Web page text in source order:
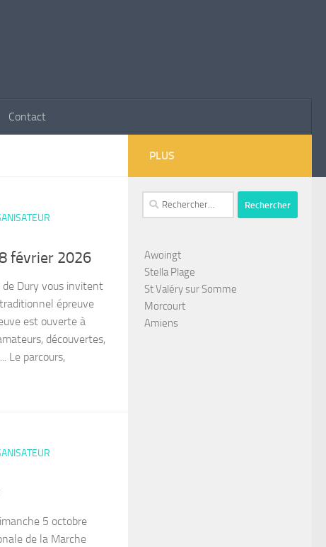
Contact
février 2026
de Dury vous invitent
épreuve
est ouverte à
découvertes,
Le parcours,
5 octobre
de la Marche
PLUS
Rechercher :
Awoingt
Stella Plage
St Valéry sur Somme
Morcourt
Amiens